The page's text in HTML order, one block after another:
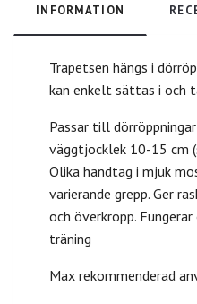
INFORMATION
Trapetsen hängs i
kan enkelt sättas i och
Passar till
väggtjocklek 10-15 cm
Olika handtag i mjuk
varierande grepp. Ger
och överkropp.
träning
Max rekommenderad